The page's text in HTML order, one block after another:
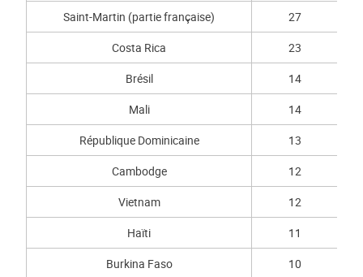
Saint-Martin (partie française)
27
Costa Rica
23
Brésil
14
Mali
14
République Dominicaine
13
Cambodge
12
Vietnam
12
Haïti
11
Burkina Faso
10